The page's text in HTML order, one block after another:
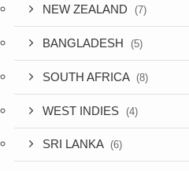
NEW ZEALAND (7)
BANGLADESH (5)
SOUTH AFRICA (8)
WEST INDIES (4)
SRI LANKA (6)